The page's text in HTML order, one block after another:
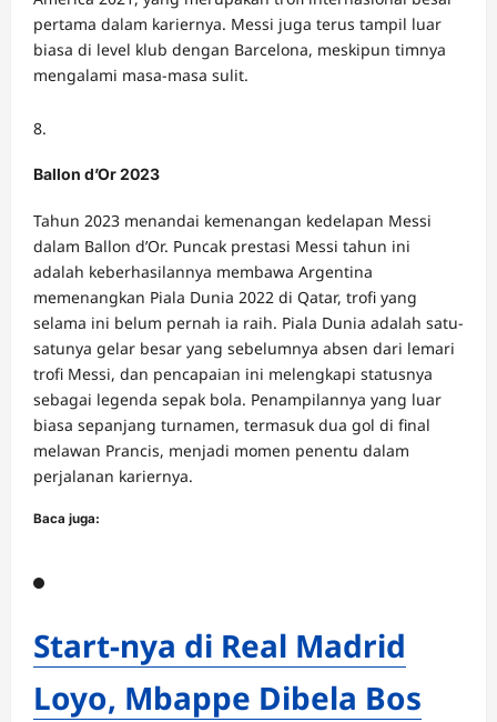
pertama dalam kariernya. Messi juga terus tampil luar
biasa di level klub dengan Barcelona, meskipun timnya
mengalami masa-masa sulit.
Ballon d’Or 2023
Tahun 2023 menandai kemenangan kedelapan Messi
dalam Ballon d’Or. Puncak prestasi Messi tahun ini
adalah keberhasilannya membawa Argentina
memenangkan Piala Dunia 2022 di Qatar, trofi yang
selama ini belum pernah ia raih. Piala Dunia adalah satu-
satunya gelar besar yang sebelumnya absen dari lemari
trofi Messi, dan pencapaian ini melengkapi statusnya
sebagai legenda sepak bola. Penampilannya yang luar
biasa sepanjang turnamen, termasuk dua gol di final
melawan Prancis, menjadi momen penentu dalam
perjalanan kariernya.
Baca juga:
Start-nya di Real Madrid
Loyo, Mbappe Dibela Bos